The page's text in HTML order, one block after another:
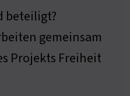
beteiligt?
gemeinsam
Projekts Freiheit